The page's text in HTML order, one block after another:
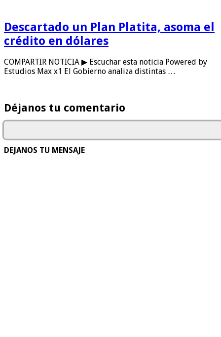
Descartado un Plan Platita, asoma el
crédito en dólares
COMPARTIR NOTICIA ▶ Escuchar esta noticia Powered by
Estudios Max x1 El Gobierno analiza distintas …
Déjanos tu comentario
DEJANOS TU MENSAJE